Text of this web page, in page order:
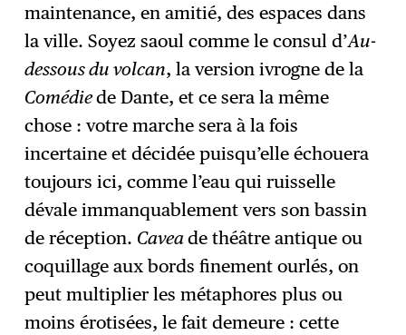
maintenance, en amitié, des espaces dans
la ville. Soyez saoul comme le consul d’Au-
dessous du volcan, la version ivrogne de la
Comédiede Dante, et ce sera la même
chose : votre marche sera à la fois
incertaine et décidée puisqu’elle échouera
toujours ici, comme l’eau qui ruisselle
dévale immanquablement vers son bassin
de réception. Caveade théâtre antique ou
coquillage aux bords finement ourlés, on
peut multiplier les métaphores plus ou
moins érotisées, le fait demeure : cette